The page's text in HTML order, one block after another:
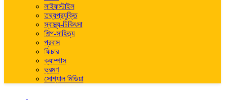
লাইফস্টাইল
তথ্যপ্রযুক্তি
স্বাস্থ্য-চিকিৎসা
শিল্প-সাহিত্য
প্রবাস
ফিচার
ক্যাম্পাস
ভ্রমণ
সোশ্যাল মিডিয়া